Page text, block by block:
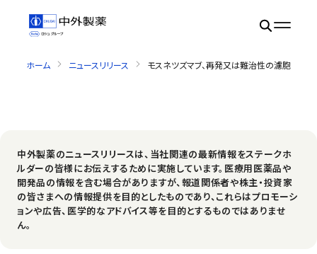
ホーム ニュースリリース モスネツズマブ、再発又は難治性の濾胞性リ
中外製薬のニュースリリースは、当社関連の最新情報をステークホ
ルダーの皆様にお伝えするために実施しています。医療用医薬品や
開発品の情報を含む場合がありますが、報道関係者や株主・投資家
の皆さまへの情報提供を目的としたものであり、これらはプロモーシ
ョンや広告、医学的なアドバイス等を目的とするものではありませ
ん。